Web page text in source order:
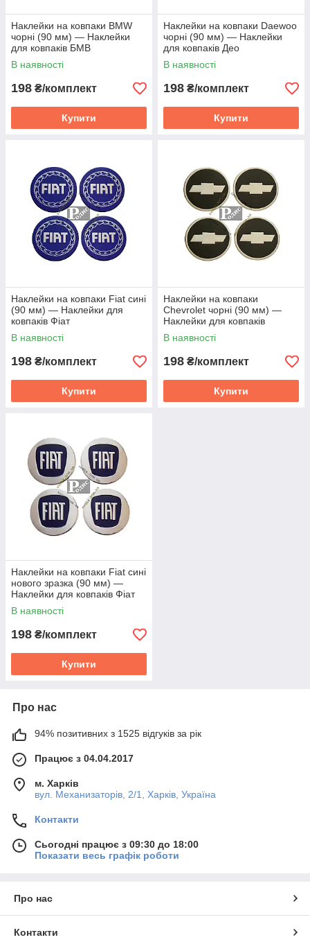
Наклейки на ковпаки BMW
чорні (90 мм) — Наклейки
для ковпаків БМВ
В наявності
198 ₴/комплект
Купити
Наклейки на ковпаки Daewoo
чорні (90 мм) — Наклейки
для ковпаків Део
В наявності
198 ₴/комплект
Купити
Наклейки на ковпаки Fiat сині
(90 мм) — Наклейки для
ковпаків Фіат
В наявності
198 ₴/комплект
Купити
Наклейки на ковпаки
Chevrolet чорні (90 мм) —
Наклейки для ковпаків
Шевроле
В наявності
198 ₴/комплект
Купити
Наклейки на ковпаки Fiat сині
нового зразка (90 мм) —
Наклейки для ковпаків Фіат
В наявності
198 ₴/комплект
Купити
Про нас
94% позитивних з 1525 відгуків за рік
Працює з 04.04.2017
м. Харків
вул. Механизаторів, 2/1, Харків, Україна
Контакти
Сьогодні працює з 09:30 до 18:00
Показати весь графік роботи
Про нас
Контакти